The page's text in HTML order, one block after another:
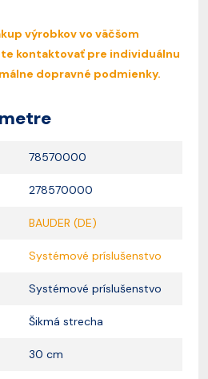
výrobkov vo väčšom
kontaktovať pre individuálnu
dopravné podmienky.
78570000
278570000
BAUDER (DE)
Systémové príslušenstvo
Systémové príslušenstvo
Šikmá strecha
30 cm